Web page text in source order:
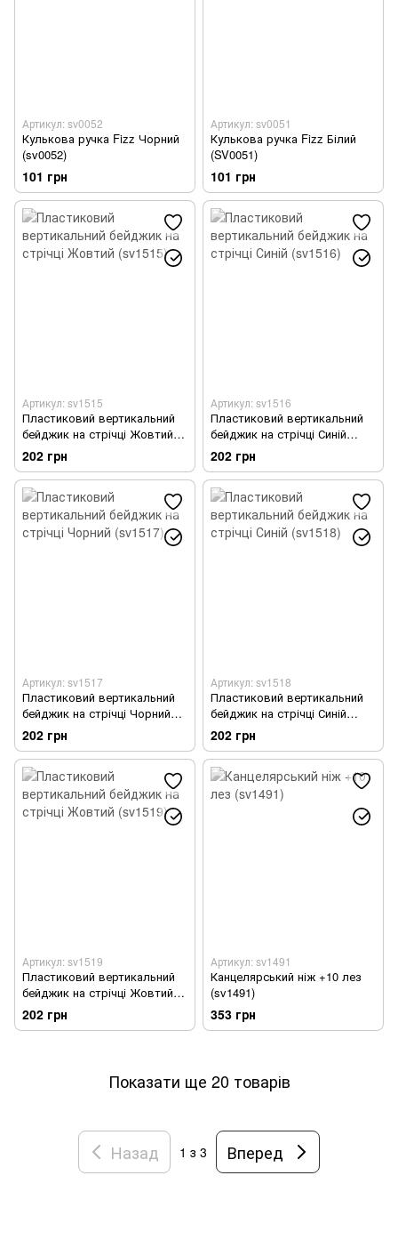
Артикул: sv0052
Кулькова ручка Fizz Чорний
(sv0052)
101 грн
Артикул: sv0051
Кулькова ручка Fizz Білий
(SV0051)
101 грн
Артикул: sv1515
Пластиковий вертикальний
бейджик на стрічці Жовтий
(sv1515)
202 грн
Артикул: sv1516
Пластиковий вертикальний
бейджик на стрічці Синій
(sv1516)
202 грн
Артикул: sv1517
Пластиковий вертикальний
бейджик на стрічці Чорний
(sv1517)
202 грн
Артикул: sv1518
Пластиковий вертикальний
бейджик на стрічці Синій
(sv1518)
202 грн
Артикул: sv1519
Пластиковий вертикальний
бейджик на стрічці Жовтий
(sv1519)
202 грн
Артикул: sv1491
Канцелярський ніж +10 лез
(sv1491)
353 грн
Показати ще 20 товарів
Назад 1 з 3 Вперед